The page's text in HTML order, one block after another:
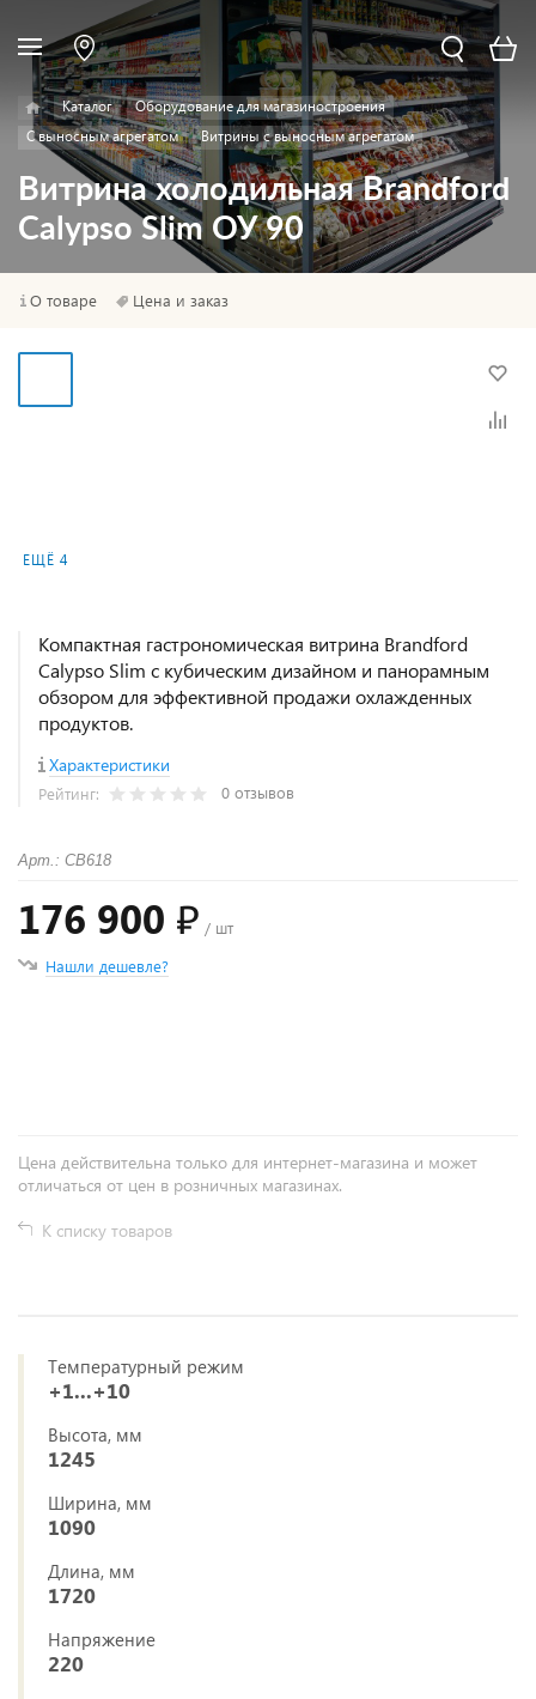
Каталог
Оборудование для магазиностроения
С выносным агрегатом
Витрины с выносным агрегатом
Витрина холодильная Brandford
Calypso Slim ОУ 90
О товаре Цена и заказ
ЕЩЁ 4
Компактная гастрономическая витрина Brandford
Calypso Slim с кубическим дизайном и панорамным
обзором для эффективной продажи охлажденных
продуктов.
Характеристики
Рейтинг: 0 отзывов
Арт.: СВ618
176 900 ₽ / шт
Нашли дешевле?
Цена действительна только для интернет-магазина и может
отличаться от цен в розничных магазинах.
К списку товаров
Температурный режим
+1...+10
Высота, мм
1245
Ширина, мм
1090
Длина, мм
1720
Напряжение
220